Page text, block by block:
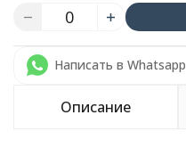
Написать в Whatsapp
Описание